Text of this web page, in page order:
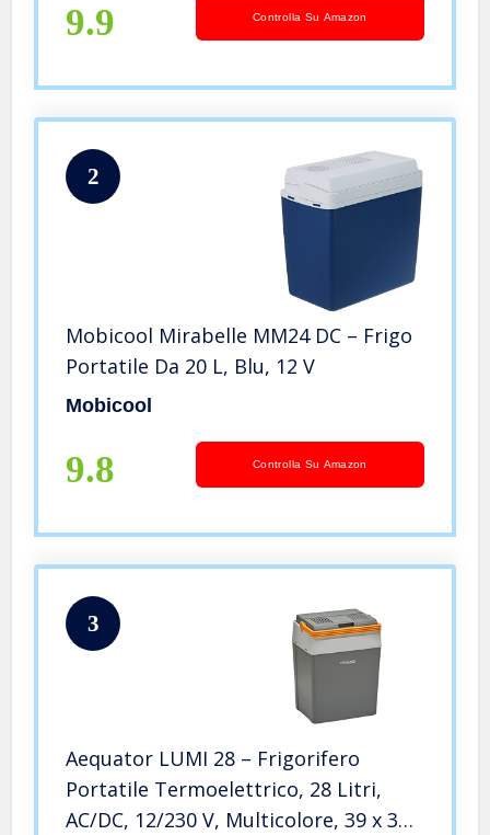
9.9 Controlla Su Amazon
2
Mobicool Mirabelle MM24 DC – Frigo
Portatile Da 20 L, Blu, 12 V
Mobicool
9.8 Controlla Su Amazon
3
Aequator LUMI 28 – Frigorifero
Portatile Termoelettrico, 28 Litri,
AC/DC, 12/230 V, Multicolore, 39 x 30